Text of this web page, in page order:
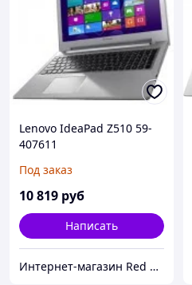
Lenovo IdeaPad Z510 59-
407611
Под заказ
10 819 руб
Написать
Интернет-магазин Red Storm